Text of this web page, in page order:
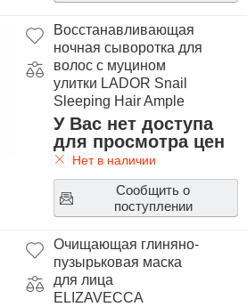
Восстанавливающая
ночная сыворотка для
волос с муцином
улитки LADOR Snail
Sleeping Hair Ample
У Вас нет доступа
для просмотра цен
Нет в наличии
Сообщить о
поступлении
Очищающая глиняно-
пузырьковая маска
для лица
ELIZAVECCA